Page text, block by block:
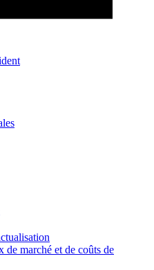
de marché et de coûts de